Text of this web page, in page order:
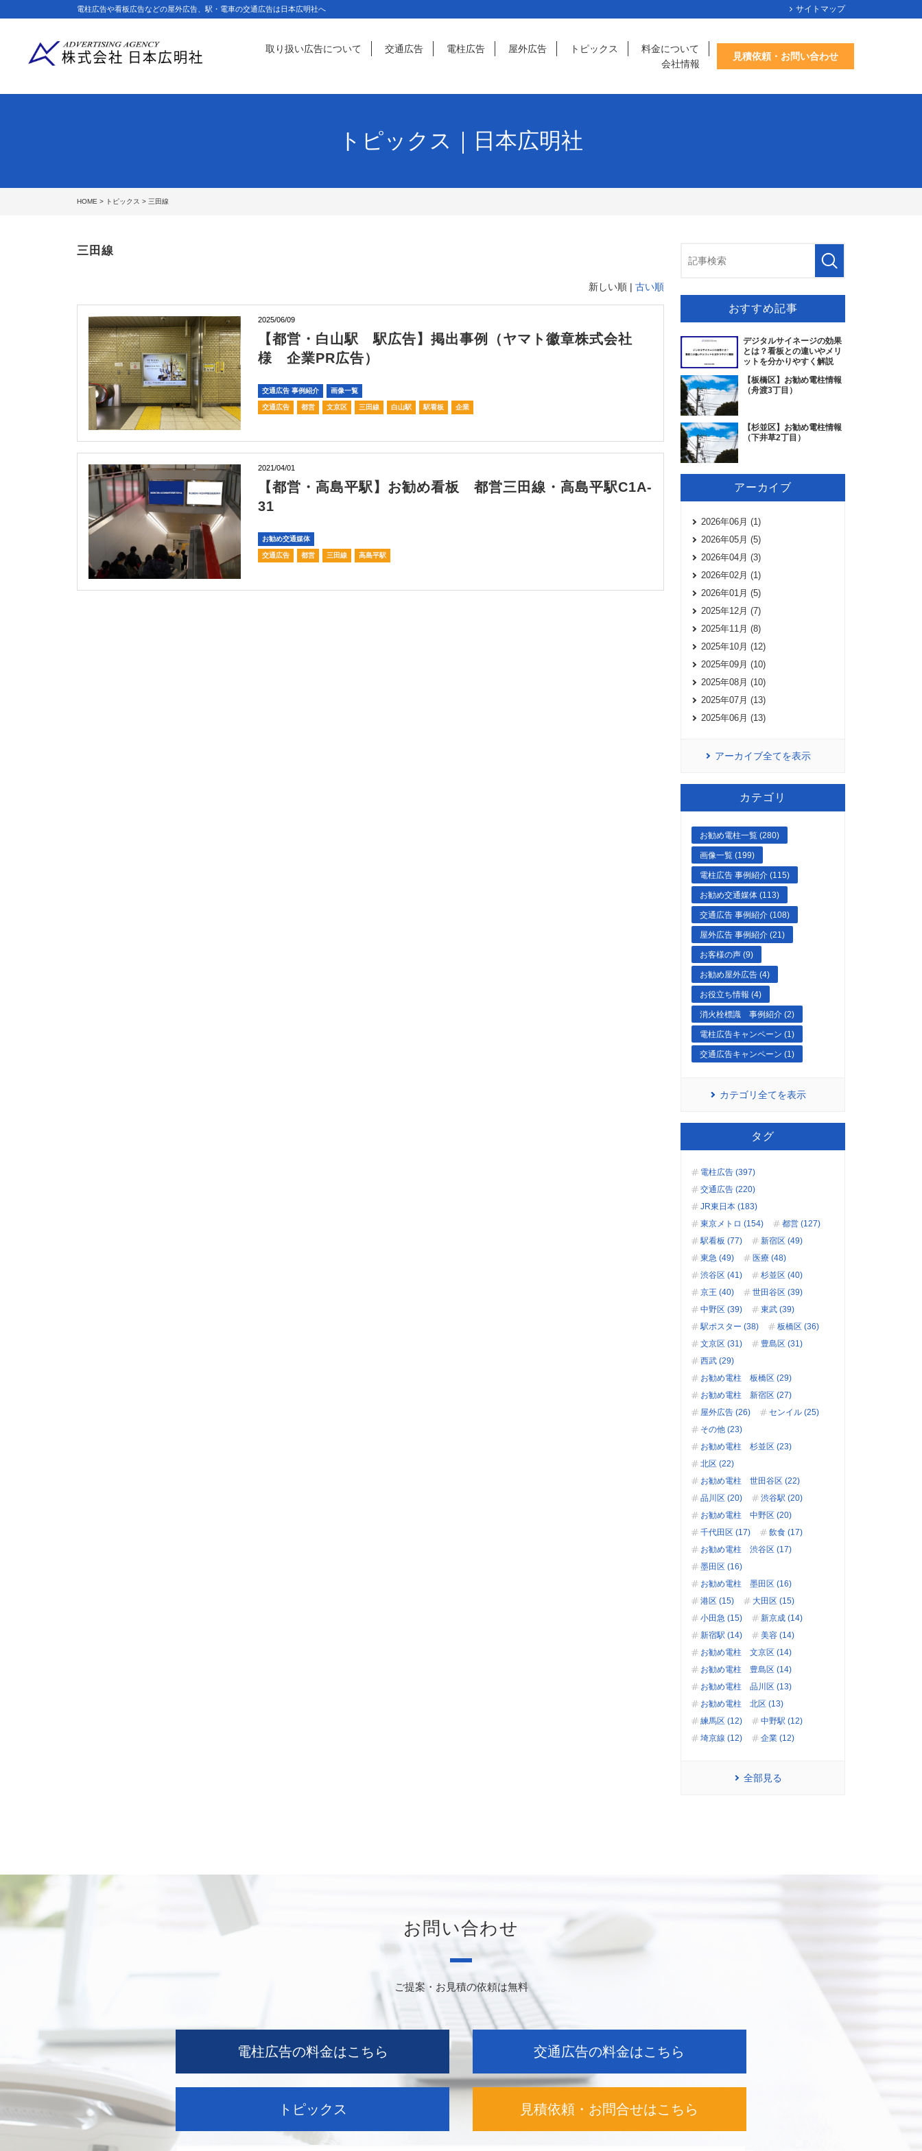
電柱広告や看板広告などの屋外広告、駅・電車の交通広告は日本広明社へ サイトマップ
取り扱い広告について 交通広告 電柱広告 屋外広告 トピックス
料金について
会社情報
見積依頼・お問い合わせ
トピックス｜日本広明社
HOME > トピックス > 三田線
三田線
新しい順 | 古い順
2025/06/09
【都営・白山駅 駅広告】掲出事例（ヤマト徽章株式会社
様 企業PR広告）
交通広告 事例紹介 画像一覧
交通広告 都営 文京区 三田線 白山駅 駅看板 企業
2021/04/01
【都営・高島平駅】お勧め看板 都営三田線・高島平駅C1A-
31
お勧め交通媒体
交通広告 都営 三田線 高島平駅
おすすめ記事
デジタルサイネージの効果
とは？看板との違いやメリ
ットを分かりやすく解説
【板橋区】お勧め電柱情報
（舟渡3丁目）
【杉並区】お勧め電柱情報
（下井草2丁目）
アーカイブ
2026年06月 (1)
2026年05月 (5)
2026年04月 (3)
2026年02月 (1)
2026年01月 (5)
2025年12月 (7)
2025年11月 (8)
2025年10月 (12)
2025年09月 (10)
2025年08月 (10)
2025年07月 (13)
2025年06月 (13)
アーカイブ全てを表示
カテゴリ
お勧め電柱一覧 (280)
画像一覧 (199)
電柱広告 事例紹介 (115)
お勧め交通媒体 (113)
交通広告 事例紹介 (108)
屋外広告 事例紹介 (21)
お客様の声 (9)
お勧め屋外広告 (4)
お役立ち情報 (4)
消火栓標識 事例紹介 (2)
電柱広告キャンペーン (1)
交通広告キャンペーン (1)
カテゴリ全てを表示
タグ
電柱広告 (397)
交通広告 (220)
JR東日本 (183)
東京メトロ (154)
都営 (127)
駅看板 (77)
新宿区 (49)
東急 (49)
医療 (48)
渋谷区 (41)
杉並区 (40)
京王 (40)
世田谷区 (39)
中野区 (39)
東武 (39)
駅ポスター (38)
板橋区 (36)
文京区 (31)
豊島区 (31)
西武 (29)
お勧め電柱 板橋区 (29)
お勧め電柱 新宿区 (27)
屋外広告 (26)
センイル (25)
その他 (23)
お勧め電柱 杉並区 (23)
北区 (22)
お勧め電柱 世田谷区 (22)
品川区 (20)
渋谷駅 (20)
お勧め電柱 中野区 (20)
千代田区 (17)
飲食 (17)
お勧め電柱 渋谷区 (17)
墨田区 (16)
お勧め電柱 墨田区 (16)
港区 (15)
大田区 (15)
小田急 (15)
新京成 (14)
新宿駅 (14)
美容 (14)
お勧め電柱 文京区 (14)
お勧め電柱 豊島区 (14)
お勧め電柱 品川区 (13)
お勧め電柱 北区 (13)
練馬区 (12)
中野駅 (12)
埼京線 (12)
企業 (12)
全部見る
お問い合わせ
ご提案・お見積の依頼は無料
電柱広告の料金はこちら 交通広告の料金はこちら
トピックス 見積依頼・お問合せはこちら